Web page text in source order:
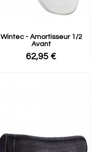
Wintec - Amortisseur 1/2
Avant
62,95 €